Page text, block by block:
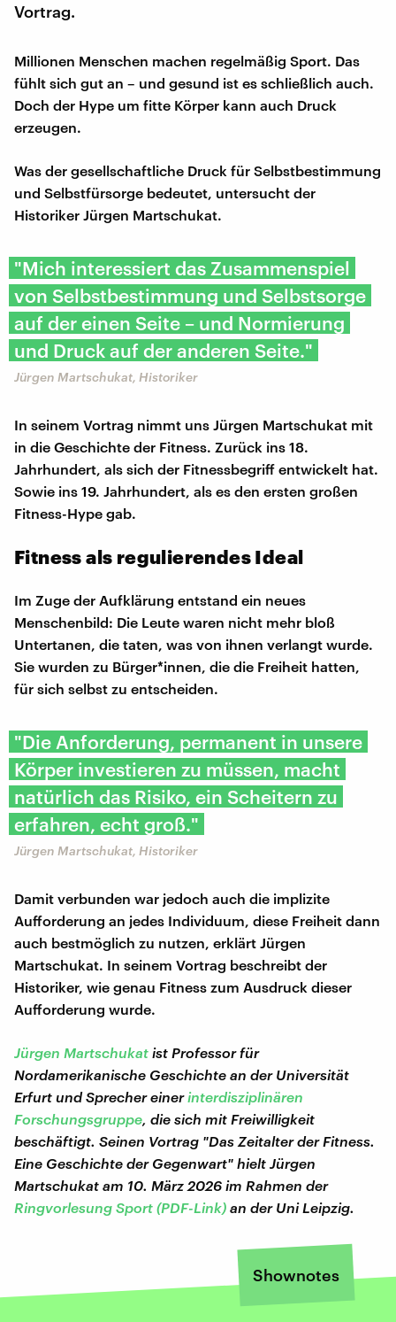
Vortrag.
Millionen Menschen machen regelmäßig Sport. Das
fühlt sich gut an – und gesund ist es schließlich auch.
Doch der Hype um fitte Körper kann auch Druck
erzeugen.
Was der gesellschaftliche Druck für Selbstbestimmung
und Selbstfürsorge bedeutet, untersucht der
Historiker Jürgen Martschukat.
"Mich interessiert das Zusammenspiel
von Selbstbestimmung und Selbstsorge
auf der einen Seite – und Normierung
und Druck auf der anderen Seite."
Jürgen Martschukat, Historiker
In seinem Vortrag nimmt uns Jürgen Martschukat mit
in die Geschichte der Fitness. Zurück ins 18.
Jahrhundert, als sich der Fitnessbegriff entwickelt hat.
Sowie ins 19. Jahrhundert, als es den ersten großen
Fitness-Hype gab.
Fitness als regulierendes Ideal
Im Zuge der Aufklärung entstand ein neues
Menschenbild: Die Leute waren nicht mehr bloß
Untertanen, die taten, was von ihnen verlangt wurde.
Sie wurden zu Bürger*innen, die die Freiheit hatten,
für sich selbst zu entscheiden.
"Die Anforderung, permanent in unsere
Körper investieren zu müssen, macht
natürlich das Risiko, ein Scheitern zu
erfahren, echt groß."
Jürgen Martschukat, Historiker
Damit verbunden war jedoch auch die implizite
Aufforderung an jedes Individuum, diese Freiheit dann
auch bestmöglich zu nutzen, erklärt Jürgen
Martschukat. In seinem Vortrag beschreibt der
Historiker, wie genau Fitness zum Ausdruck dieser
Aufforderung wurde.
Jürgen Martschukat ist Professor für
Nordamerikanische Geschichte an der Universität
Erfurt und Sprecher einer interdisziplinären
Forschungsgruppe , die sich mit Freiwilligkeit
beschäftigt. Seinen Vortrag "Das Zeitalter der Fitness.
Eine Geschichte der Gegenwart" hielt Jürgen
Martschukat am 10. März 2026 im Rahmen der
Ringvorlesung Sport (PDF-Link) an der Uni Leipzig.
Shownotes